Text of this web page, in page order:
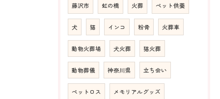
藤沢市 虹の橋 火葬 ペット供養
犬 猫 インコ 粉骨 火葬車
動物火葬場 犬火葬 猫火葬
動物葬儀 神奈川県 立ち会い
ペットロス メモリアルグッズ